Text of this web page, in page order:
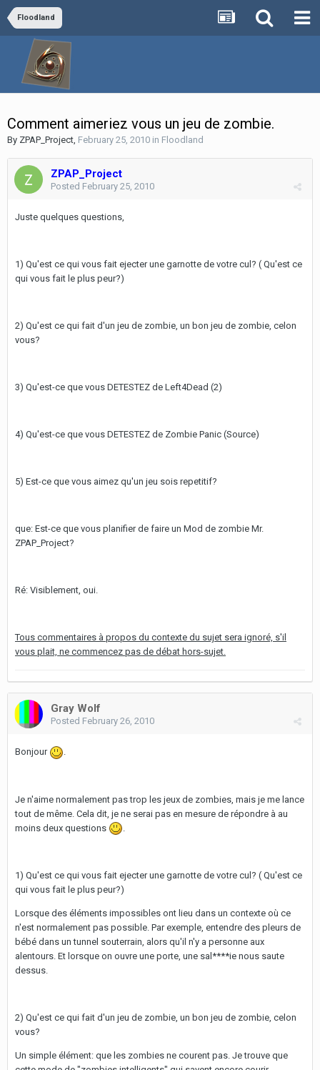
Floodland
Comment aimeriez vous un jeu de zombie.
By ZPAP_Project, February 25, 2010 in Floodland
ZPAP_Project
Posted February 25, 2010
Juste quelques questions,
1) Qu'est ce qui vous fait ejecter une garnotte de votre cul? ( Qu'est ce
qui vous fait le plus peur?)
2) Qu'est ce qui fait d'un jeu de zombie, un bon jeu de zombie, celon
vous?
3) Qu'est-ce que vous DETESTEZ de Left4Dead (2)
4) Qu'est-ce que vous DETESTEZ de Zombie Panic (Source)
5) Est-ce que vous aimez qu'un jeu sois repetitif?
que: Est-ce que vous planifier de faire un Mod de zombie Mr.
ZPAP_Project?
Ré: Visiblement, oui.
Tous commentaires à propos du contexte du sujet sera ignoré, s'il
vous plait, ne commencez pas de débat hors-sujet.
Gray Wolf
Posted February 26, 2010
Bonjour .
Je n'aime normalement pas trop les jeux de zombies, mais je me lance
tout de même. Cela dit, je ne serai pas en mesure de répondre à au
moins deux questions
1) Qu'est ce qui vous fait ejecter une garnotte de votre cul? ( Qu'est ce
qui vous fait le plus peur?)
Lorsque des éléments impossibles ont lieu dans un contexte où ce
n'est normalement pas possible. Par exemple, entendre des pleurs de
bébé dans un tunnel souterrain, alors qu'il n'y a personne aux
alentours. Et lorsque on ouvre une porte, une sal****ie nous saute
dessus.
2) Qu'est ce qui fait d'un jeu de zombie, un bon jeu de zombie, celon
vous?
Un simple élément: que les zombies ne courent pas. Je trouve que